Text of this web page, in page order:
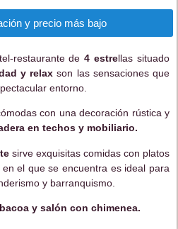
y precio más bajo
restaurante de4 estrellas situado
y relax son las sensaciones que
entorno.
con una decoración rústica y
en techos y mobiliario.
sirve exquisitas comidas con platos
el que se encuentra es ideal para
y barranquismo.
y salón con chimenea.